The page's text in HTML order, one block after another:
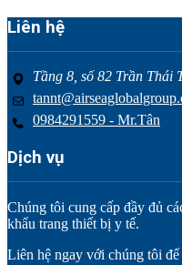
Liên hệ
Tầng 8, số 82 Trần Thái
0984291559 - Mr.Tân
Dịch vụ
Chúng tôi cung cấp đầy đủ
khẩu trang thiết bị y tế.
Liên hệ ngay với chúng tôi